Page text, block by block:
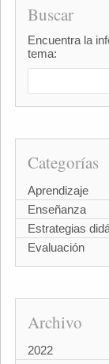
Buscar
Encuentra la
tema:
Categorías
Aprendizaje
Enseñanza
Estrategias
Evaluación
Archivo
2022